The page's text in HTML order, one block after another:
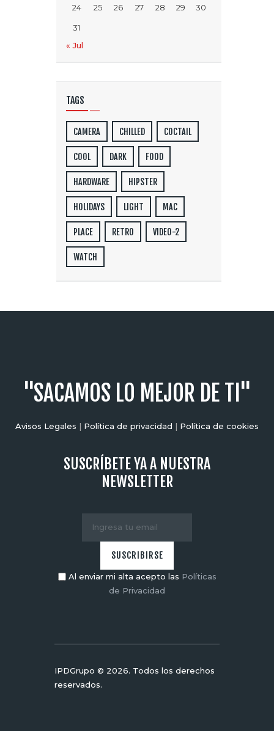
24 25 26 27 28 29 30
31
« Jul
TAGS
CAMERA CHILLED COCTAIL
COOL DARK FOOD
HARDWARE HIPSTER
HOLIDAYS LIGHT MAC
PLACE RETRO VIDEO-2
WATCH
"SACAMOS LO MEJOR DE TI"
Avisos Legales | Política de privacidad | Política de cookies
SUSCRÍBETE YA A NUESTRA
NEWSLETTER
Al enviar mi alta acepto las Políticas
de Privacidad
IPDGrupo © 2026. Todos los derechos
reservados.